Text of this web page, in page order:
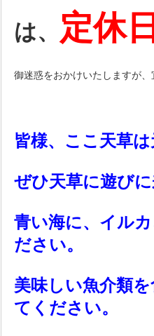
は、 定休日
御迷惑をおかけいたしますが、
皆様、ここ天草は
ぜひ天草に遊びに
青い海に、イル
ださい。
美味しい魚介類
てください。